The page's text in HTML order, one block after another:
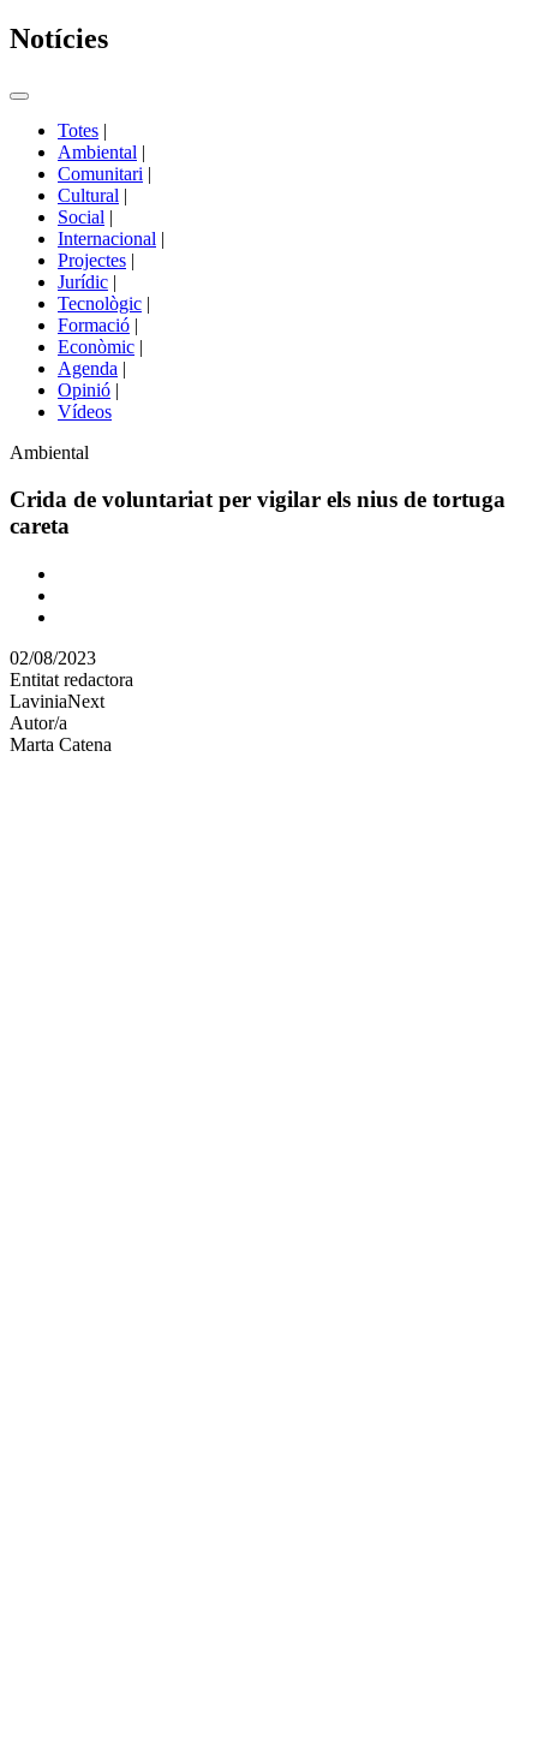
Notícies
Commutador
portals
Totes |
Ambiental |
Comunitari |
Cultural |
Social |
Internacional |
Projectes |
Jurídic |
Tecnològic |
Formació |
Econòmic |
Agenda |
Opinió |
Vídeos
Àmbit
la
notícia
Ambiental
Crida de voluntariat per vigilar els nius de tortuga
careta
Comparteix
altres
xarxes
socials
02/08/2023
Entitat redactora
LaviniaNext
Autor/a
Marta Catena